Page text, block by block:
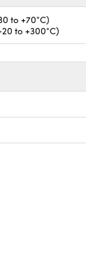
to +70°C)
to +300°C)